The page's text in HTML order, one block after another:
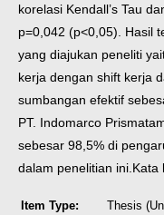
korelasi Kendall’s Tau
p=0,042 (p<0,05). Hasil
yang diajukan peneliti
kerja dengan shift kerja
sumbangan efektif
PT. Indomarco
sebesar 98,5% di
dalam penelitian ini. Kata
Item Type: Thesis